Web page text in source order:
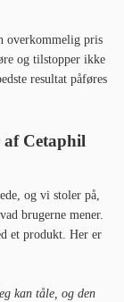
overkommelig pris
og tilstopper ikke
resultat påføres
af Cetaphil
og vi stoler på,
brugerne mener.
et produkt. Her er
kan tåle, og den